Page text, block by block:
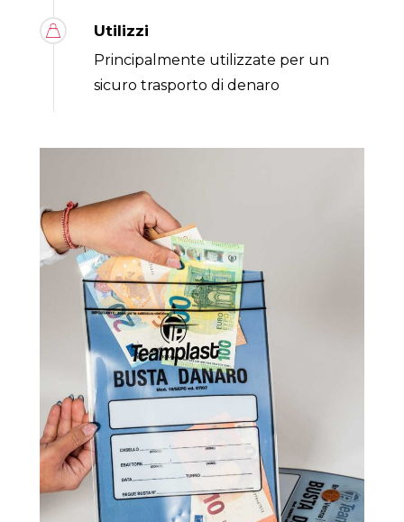
Utilizzi
Principalmente utilizzate per un
sicuro trasporto di denaro